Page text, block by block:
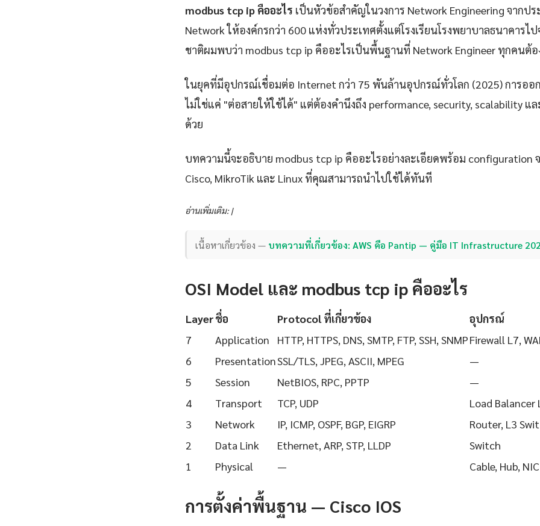
modbus tcp ip คืออะไร เป็นหัวข้อสำคัญในวงการ Network Engineering จากป
Network ให้องค์กรกว่า 600 แห่งทั่วประเทศตั้งแต่โรงเรียนโรงพยาบาลธนาคาร
ชาติผมพบว่า modbus tcp ip คืออะไรเป็นพื้นฐานที่ Network Engineer ทุกคนต้อ
ในยุคที่มีอุปกรณ์เชื่อมต่อ Internet กว่า 75 พันล้านอุปกรณ์ทั่วโลก (2025) การอ
ไม่ใช่แค่ "ต่อสายให้ใช้ได้" แต่ต้องคำนึงถึง performance, security, scalability แ
ด้วย
บทความนี้จะอธิบาย modbus tcp ip คืออะไรอย่างละเอียดพร้อม configuration
Cisco, MikroTik และ Linux ที่คุณสามารถนำไปใช้ได้ทันที
อ่านเพิ่มเติม: |
เนื้อหาเกี่ยวข้อง — บทความที่เกี่ยวข้อง: AWS คือ Pantip — คู่มือ IT Infrastructure
OSI Model และ modbus tcp ip คืออะไร
Layerชื่อ Protocol ที่เกี่ยวข้อง
อุปกรณ์
7
Application HTTP, HTTPS, DNS, SMTP, FTP, SSH, SNMPFirewall L7,
6
PresentationSSL/TLS, JPEG, ASCII, MPEG
—
5
Session NetBIOS, RPC, PPTP
—
4
Transport TCP, UDP
Load Balancer
3
Network IP, ICMP, OSPF, BGP, EIGRP
Router, L3
2
Data Link Ethernet, ARP, STP, LLDP
Switch
1
Physical — Cable, Hub, NIC
การตั้งค่าพื้นฐาน — Cisco IOS